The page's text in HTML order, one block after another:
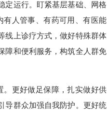
定运行。盯紧基层基础、网格
有人管事、有药可用、有医能
线上诊疗方式，做好特殊群体
障和便利服务，构筑全人群免
更好做足保障，扎实做好供
导群众加强自我防护。更好统